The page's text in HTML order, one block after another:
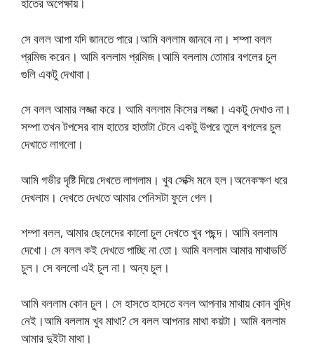
সে বলল আপা যদি জানতে পারে।আমি বললাম জানবে না। শম্পা বলল
প্রমিজ করেন। আমি বললাম প্রমিজ।আমি বললাম তোমার বগলের চুল
গুলি একটু দেখাবা।
সে বলল আমার লজ্জা করে। আমি বললাম কিসের লজ্জা। একটু দেখাও না।
সম্পা তখন টপসের বাম হাতের হাতাটা টেনে একটু উপরে তুলে বগলের চুল
দেখাতে লাগলো।
আমি গভীর দৃষ্টি দিয়ে দেখতে লাগলাম। খুব সেক্সি মনে হল।অনেকক্ষণ ধরে
দেখলাম। দেখতে দেখতে আমার পেনিসটা ফুলে গেল।
শম্পা বলল, আমার ছেলেদের কালো চুল দেখতে খুব পছন্দ। আমি বললাম
দেখো। সে বলল কই দেখতে পাচ্ছি না তো। আমি বললাম আমার মাথাভর্তি
চুল। সে বললো এই চুল না। অন্য চুল।
আমি বললাম কোন চুল। সে হাসতে হাসতে বলল আপনার মাথায় কোন বুদ্ধি
নেই।আমি বললাম খুব মাথা? সে বলল আপনার মাথা কয়টা। আমি বললাম
আমার দুইটা মাথা।